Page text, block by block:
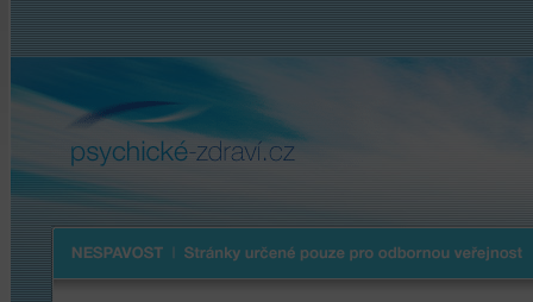
psychické-zdraví.cz
Nespavost | Stránky určené pouze pro odbornou veřejnost